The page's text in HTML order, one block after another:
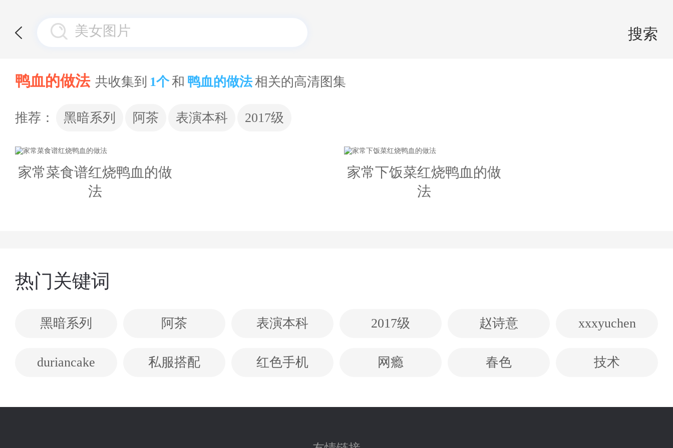
搜索
鸭血的做法 共收集到 1个和 鸭血的做法相关的高清图集
推荐： 黑暗系列 阿茶 表演本科 2017级
家常菜食谱红烧鸭血的做
法
家常下饭菜红烧鸭血的做
法
热门关键词
黑暗系列 阿茶 表演本科 2017级 赵诗意 xxxyuchen
duriancake 私服搭配 红色手机 网瘾 春色 技术